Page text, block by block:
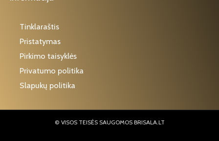
Tinklaraštis
Pristatymas
Pirkimo taisyklės
Privatumo politika
Slapukų politika
© VISOS TEISĖS SAUGOMOS BRISALA.LT